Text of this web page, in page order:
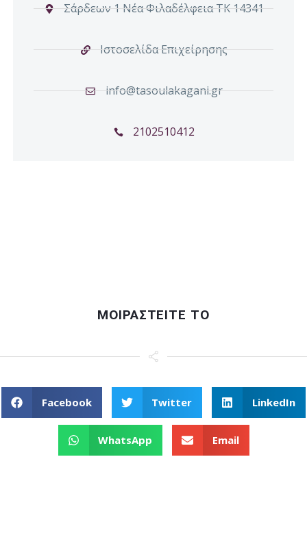
Σάρδεων 1 Νέα Φιλαδέλφεια ΤΚ 14341
Ιστοσελίδα Επιχείρησης
info@tasoulakagani.gr
2102510412
ΜΟΙΡΑΣΤΕΙΤΕ ΤΟ
Facebook Twitter LinkedIn
WhatsApp Email